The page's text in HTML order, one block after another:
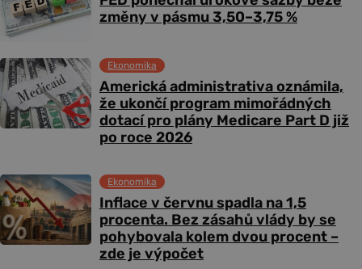
změny v pásmu 3,50–3,75 %
Americká administrativa oznámila,
že ukončí program mimořádných
dotací pro plány Medicare Part D již
po roce 2026
Ekonomika
Inflace v červnu spadla na 1,5
procenta. Bez zásahů vlády by se
pohybovala kolem dvou procent –
zde je výpočet
Ekonomika